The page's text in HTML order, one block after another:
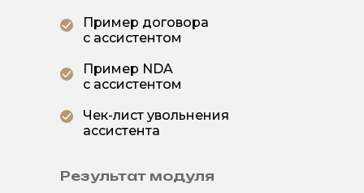
Результат модуля
Пример договора
с ассистентом
Пример NDA
с ассистентом
Чек-лист увольнения
ассистента